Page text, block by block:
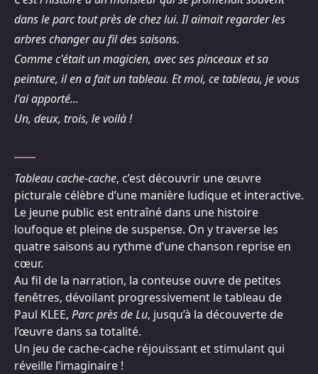
dans le parc tout près de chez lui. Il aimait regarder les
arbres changer au fil des saisons.
Comme c'était un magicien, avec ses pinceaux et sa
peinture, il en a fait un tableau. Et moi, ce tableau, je vous
l'ai apporté...
Un, deux, trois, le voilà !
Tableau cache-cache, c’est découvrir une œuvre
picturale célèbre d’une manière ludique et interactive.
Le jeune public est entraîné dans une histoire
loufoque et pleine de suspense. On y traverse les
quatre saisons au rythme d’une chanson reprise en
cœur.
Au fil de la narration, la conteuse ouvre de petites
fenêtres, dévoilant progressivement le tableau de
Paul KLEE, Parc près de Lu, jusqu’à la découverte de
l’œuvre dans sa totalité.
Un jeu de cache-cache réjouissant et stimulant qui
réveille l’imaginaire !